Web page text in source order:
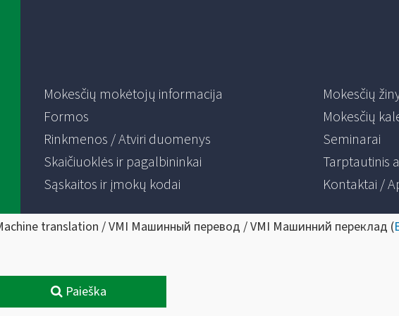
Mokesčių mokėtojų informacija
Formos
Rinkmenos / Atviri duomenys
Skaičiuoklės ir pagalbininkai
Sąskaitos ir įmokų kodai
Mokesčių
Mokesčių
Seminarai
Tarptautinis
Kontaktai /
translation / VMI Машинный перевод / VMI Машинний переклад (
Paieška